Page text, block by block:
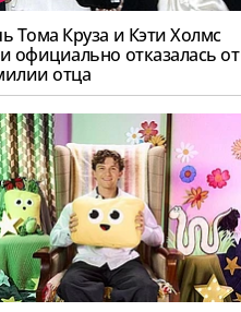
Тома Круза и Кэти Холмс
официально отказалась от
отца